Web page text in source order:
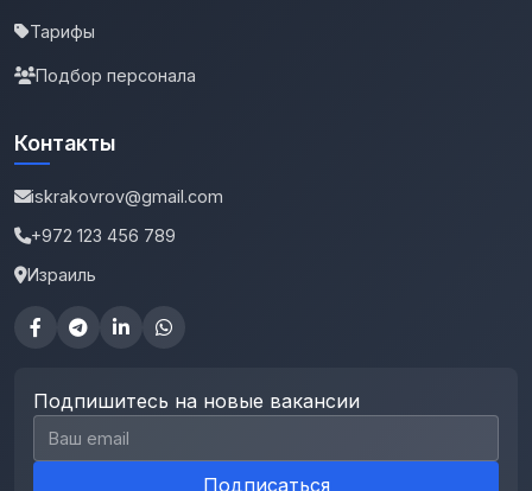
Тарифы
Подбор персонала
Контакты
iskrakovrov@gmail.com
+972 123 456 789
Израиль
Подпишитесь на новые вакансии
Email для подписки
Подписаться